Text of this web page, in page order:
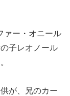
ァー・オニール
子レオノール
が、兄のカー